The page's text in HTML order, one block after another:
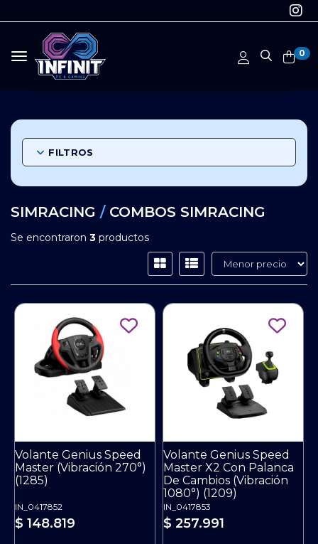
0
Toggle navigation
FILTROS
SIMRACING / COMBOS SIMRACING
Se encontraron 3 productos
Volante Genius Speed
Master (Vibración 270°)
(1285)
IN_0417852
$ 148.819
Volante Genius Speed
Master X2 Con Palanca
De Cambios (Vibración
1080°) (1209)
IN_0417853
$ 257.991